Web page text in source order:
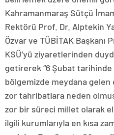
Kahramanmaraş Sütçü
Rektörü Prof. Dr. Alptekin
Özvar ve TÜBİTAK Başkanı
KSÜ’yü ziyaretlerinden
getirerek “6 Şubat
bölgemizde meydana
zor tahribatlara neden
zor bir süreci millet olarak
ilgili kurumlarıyla en kısa